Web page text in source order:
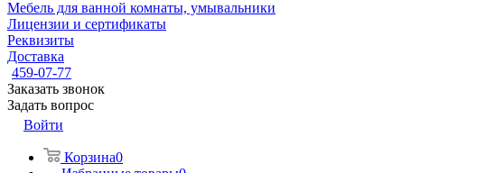
Мебель для ванной комнаты, умывальники
Лицензии и сертификаты
Реквизиты
Доставка
459-07-77
Заказать звонок
Задать вопрос
Войти
Корзина0